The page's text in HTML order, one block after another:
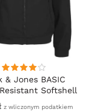
& Jones BASIC
Softshell
Black
z wliczonym podatkiem